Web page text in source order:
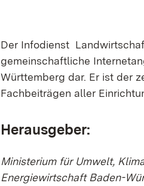
Der Infodienst
gemeinschaftliche
Württemberg dar. Er ist der
Fachbeiträgen aller
Herausgeber:
Ministerium für Umwelt,
Energiewirtschaft Baden-